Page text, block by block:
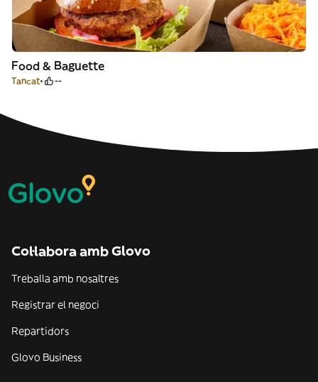
Food & Baguette
Tancat --
Col·labora amb Glovo
Treballa amb nosaltres
Registrar el negoci
Repartidors
Glovo Business